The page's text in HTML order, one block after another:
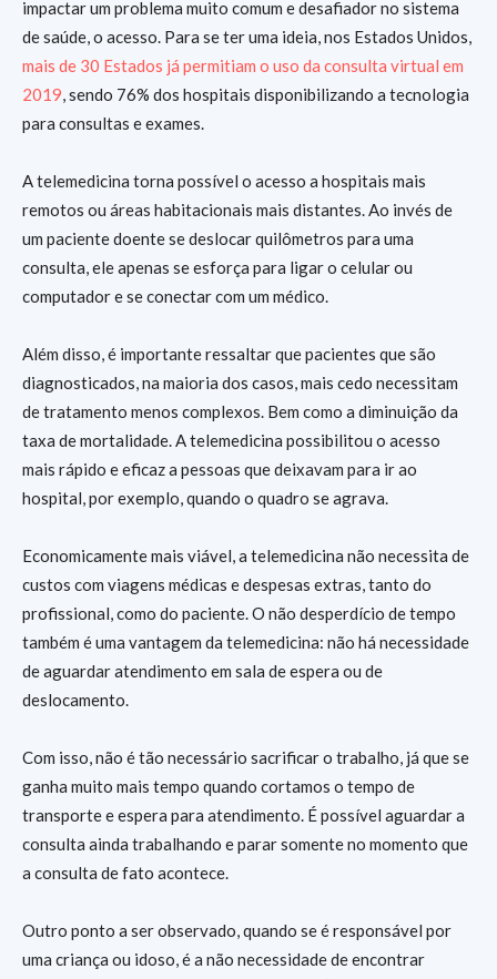
impactar um problema muito comum e desafiador no sistema
de saúde, o acesso. Para se ter uma ideia, nos Estados Unidos,
mais de 30 Estados já permitiam o uso da consulta virtual em
2019, sendo 76% dos hospitais disponibilizando a tecnologia
para consultas e exames.
A telemedicina torna possível o acesso a hospitais mais
remotos ou áreas habitacionais mais distantes. Ao invés de
um paciente doente se deslocar quilômetros para uma
consulta, ele apenas se esforça para ligar o celular ou
computador e se conectar com um médico.
Além disso, é importante ressaltar que pacientes que são
diagnosticados, na maioria dos casos, mais cedo necessitam
de tratamento menos complexos. Bem como a diminuição da
taxa de mortalidade. A telemedicina possibilitou o acesso
mais rápido e eficaz a pessoas que deixavam para ir ao
hospital, por exemplo, quando o quadro se agrava.
Economicamente mais viável, a telemedicina não necessita de
custos com viagens médicas e despesas extras, tanto do
profissional, como do paciente. O não desperdício de tempo
também é uma vantagem da telemedicina: não há necessidade
de aguardar atendimento em sala de espera ou de
deslocamento.
Com isso, não é tão necessário sacrificar o trabalho, já que se
ganha muito mais tempo quando cortamos o tempo de
transporte e espera para atendimento. É possível aguardar a
consulta ainda trabalhando e parar somente no momento que
a consulta de fato acontece.
Outro ponto a ser observado, quando se é responsável por
uma criança ou idoso, é a não necessidade de encontrar